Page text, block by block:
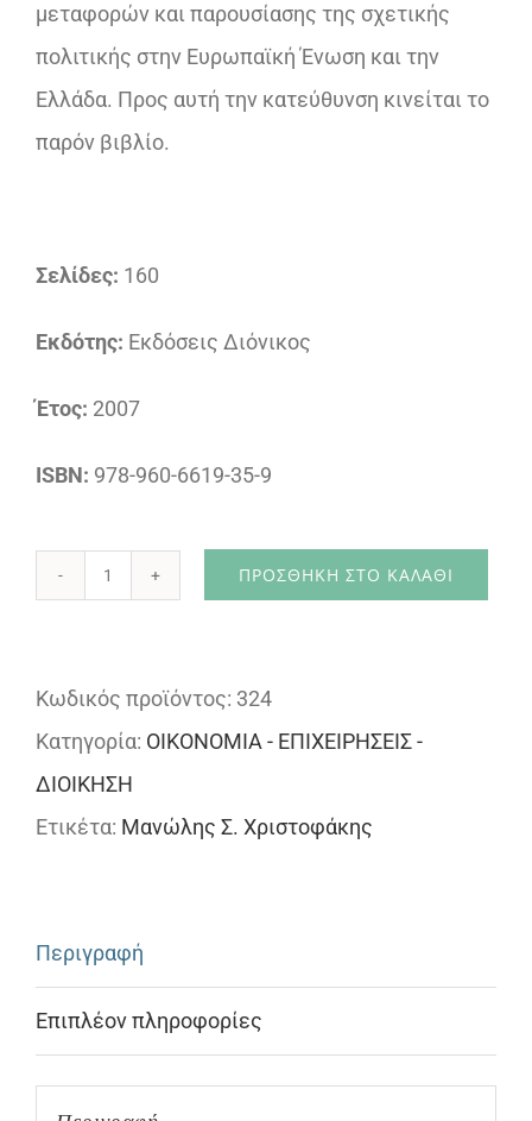
μεταφορών και παρουσίασης της σχετικής
πολιτικής στην Ευρωπαϊκή Ένωση και την
Ελλάδα. Προς αυτή την κατεύθυνση κινείται το
παρόν βιβλίο.
Σελίδες: 160
Εκδότης: Εκδόσεις Διόνικος
Έτος: 2007
ISBN: 978-960-6619-35-9
Μεταφορές
ποσότητα
ΠΡΟΣΘΉΚΗ ΣΤΟ ΚΑΛΆΘΙ
Κωδικός προϊόντος: 324
Κατηγορία: ΟΙΚΟΝΟΜΙΑ - ΕΠΙΧΕΙΡΗΣΕΙΣ -
ΔΙΟΙΚΗΣΗ
Ετικέτα: Μανώλης Σ. Χριστοφάκης
Περιγραφή
Επιπλέον πληροφορίες